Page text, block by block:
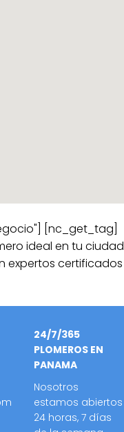
[nc_get_tag]
ideal en tu ciudad
expertos certificados
24/7/365
PLOMEROS EN
PANAMA
Nosotros
estamos abiertos
24 horas, 7 días